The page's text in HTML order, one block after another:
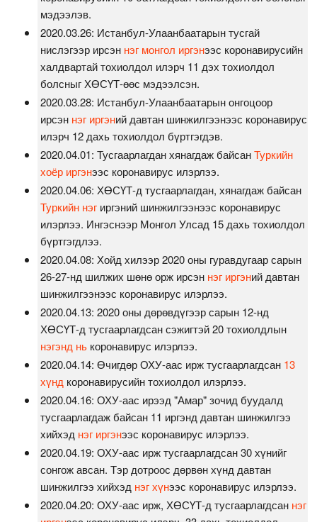
мэдээлэв.
2020.03.26: Истанбул-Улаанбаатарын тусгай
нислэгээр ирсэн нэг монгол иргэнээс коронавирусийн
халдвартай тохиолдол илэрч 11 дэх тохиолдол
болсныг ХӨСҮТ-өөс мэдээлсэн.
2020.03.28: Истанбул-Улаанбаатарын онгоцоор
ирсэн нэг иргэний давтан шинжилгээнээс коронавирус
илэрч 12 дахь тохиолдол бүртгэгдэв.
2020.04.01: Тусгаарлагдан хянагдаж байсан Туркийн
хоёр иргэнээс коронавирус илэрлээ.
2020.04.06: ХӨСҮТ-д тусгаарлагдан, хянагдаж байсан
Туркийн нэг иргэний шинжилгээнээс коронавирус
илэрлээ. Ингэснээр Монгол Улсад 15 дахь тохиолдол
бүртгэгдлээ.
2020.04.08: Хойд хилээр 2020 оны гуравдугаар сарын
26-27-нд шилжих шөнө орж ирсэн нэг иргэний давтан
шинжилгээнээс коронавирус илэрлээ.
2020.04.13: 2020 оны дөрөвдүгээр сарын 12-нд
ХӨСҮТ-д тусгаарлагдсан сэжигтэй 20 тохиолдлын
нэгэнд нь коронавирус илэрлээ.
2020.04.14: Өчигдөр ОХУ-аас ирж тусгаарлагдсан 13
хүнд коронавирусийн тохиолдол илэрлээ.
2020.04.16: ОХУ-аас ирээд "Амар" зочид буудалд
тусгаарлагдаж байсан 11 иргэнд давтан шинжилгээ
хийхэд нэг иргэнээс коронавирус илэрлээ.
2020.04.19: ОХУ-аас ирж тусгаарлагдсан 30 хүнийг
сонгож авсан. Тэр дотроос дөрвөн хүнд давтан
шинжилгээ хийхэд нэг хүнээс коронавирус илэрлээ.
2020.04.20: ОХУ-аас ирж, ХӨСҮТ-д тусгаарлагдсан нэг